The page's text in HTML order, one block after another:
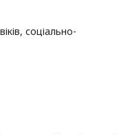
соціально-